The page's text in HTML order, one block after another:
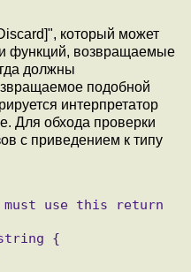
который может
функций, возвращаемые
должны
подобной
интерпретатор
Для обхода проверки
с приведением к типу